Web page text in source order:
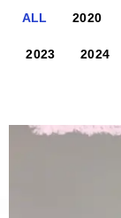
ALL 2020
2023 2024